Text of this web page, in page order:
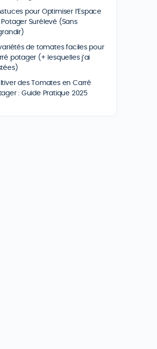
pour Optimiser l’Espace
Surélevé (Sans
variétés de tomates faciles pour
potager (+ lesquelles j’ai
des Tomates en Carré
: Guide Pratique 2025